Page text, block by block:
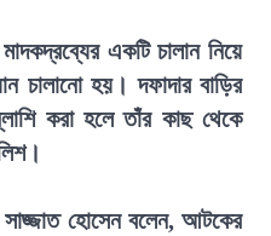
একটি চালান নিয়ে
চালানো হয়। দফাদার বাড়ির
করা হলে তাঁর কাছ থেকে
সাজ্জাত হোসেন বলেন, আটকের